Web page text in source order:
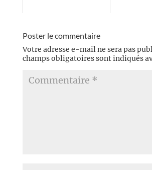
Poster le commentaire
Votre adresse e-mail ne sera pas
champs obligatoires sont indiqués